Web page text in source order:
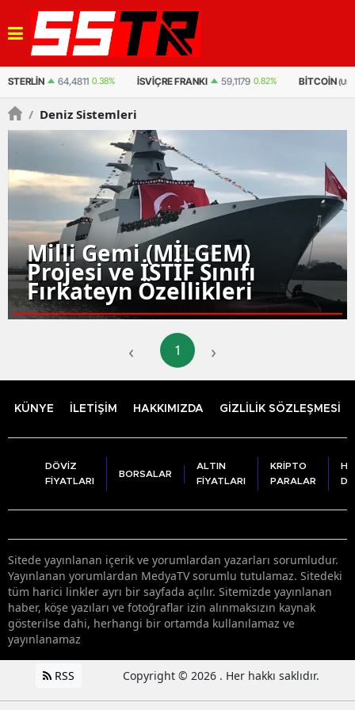
STERLIN 64,4811 0.38% İSVIÇRE FRANKI 59,1179 0.82% BITCOIN
/ Deniz Sistemleri
Milli Gemi (MİLGEM)
Projesi ve İSTİF Sınıfı
Fırkateyn Özellikleri
‹ 1 ›
KÜNYE İLETİŞİM HAKKIMIZDA GİZLİLİK SÖZLEŞMESİ
DÖVİZ
FİYATLARI
BORSALAR
ALTIN
FİYATLARI
KRİPTO
PARALAR
Sitede yayınlanan içerik ve yorumlardan yazarları sorumludur.
Yayınlanan yorumlardan MedyaTV sorumlu tutulamaz. Sitedeki
tüm harici linkler ayrı bir sayfada açılır. Sitemizde yayınlanan
haber, köşe yazıları ve fotoğraflar izin alınmaksızın kaynak
gösterilse dahi, herhangi bir ortamda kullanılamaz ve
yayınlanamaz
RSS Copyright © 2026 . Her hakkı saklıdır.